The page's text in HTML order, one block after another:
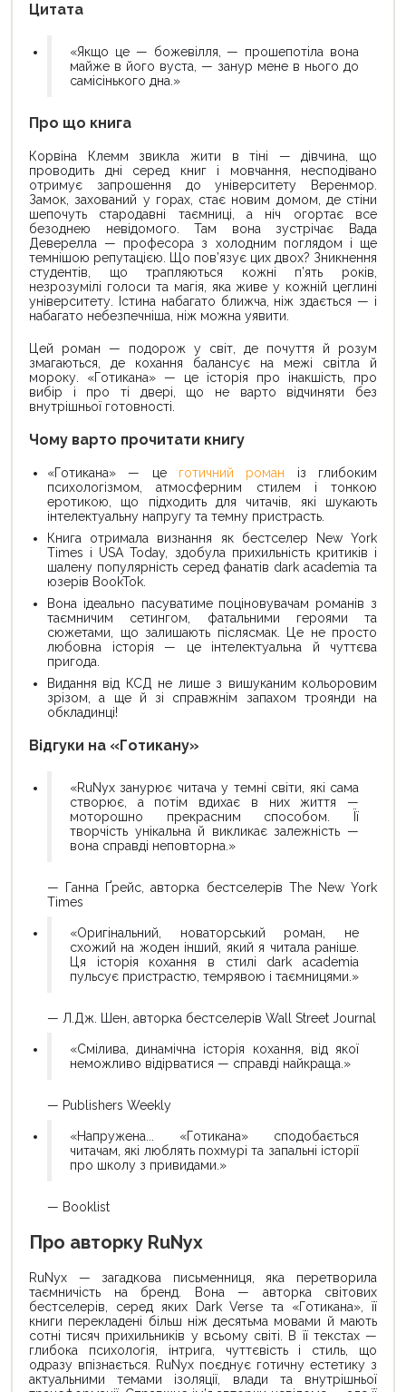
Цитата
«Якщо це — божевілля, — прошепотіла вона
майже в його вуста, — занур мене в нього до
самісінького дна.»
Про що книга
Корвіна Клемм звикла жити в тіні — дівчина, що
проводить дні серед книг і мовчання, несподівано
отримує запрошення до університету Веренмор.
Замок, захований у горах, стає новим домом, де стіни
шепочуть стародавні таємниці, а ніч огортає все
безоднею невідомого. Там вона зустрічає Вада
Деверелла — професора з холодним поглядом і ще
темнішою репутацією. Що пов’язує цих двох? Зникнення
студентів, що трапляються кожні п’ять років,
незрозумілі голоси та магія, яка живе у кожній цеглині
університету. Істина набагато ближча, ніж здається — і
набагато небезпечніша, ніж можна уявити.
Цей роман — подорож у світ, де почуття й розум
змагаються, де кохання балансує на межі світла й
мороку. «Готикана» — це історія про інакшість, про
вибір і про ті двері, що не варто відчиняти без
внутрішньої готовності.
Чому варто прочитати книгу
«Готикана» — це готичний роман із глибоким
психологізмом, атмосферним стилем і тонкою
еротикою, що підходить для читачів, які шукають
інтелектуальну напругу та темну пристрасть.
Книга отримала визнання як бестселер New York
Times і USA Today, здобула прихильність критиків і
шалену популярність серед фанатів dark academia та
юзерів BookTok.
Вона ідеально пасуватиме поціновувачам романів з
таємничим сетингом, фатальними героями та
сюжетами, що залишають післясмак. Це не просто
любовна історія — це інтелектуальна й чуттєва
пригода.
Видання від КСД не лише з вишуканим кольоровим
зрізом, а ще й зі справжнім запахом троянди на
обкладинці!
Відгуки на «Готикану»
«RuNyx занурює читача у темні світи, які сама
створює, а потім вдихає в них життя —
моторошно прекрасним способом. Її
творчість унікальна й викликає залежність —
вона справді неповторна.»
— Ганна Ґрейс, авторка бестселерів The New York
Times
«Оригінальний, новаторський роман, не
схожий на жоден інший, який я читала раніше.
Ця історія кохання в стилі dark academia
пульсує пристрастю, темрявою і таємницями.»
— Л.Дж. Шен, авторка бестселерів Wall Street Journal
«Смілива, динамічна історія кохання, від якої
неможливо відірватися — справді найкраща.»
— Publishers Weekly
«Напружена... «Готикана» сподобається
читачам, які люблять похмурі та запальні історії
про школу з привидами.»
— Booklist
Про авторку RuNyx
RuNyx — загадкова письменниця, яка перетворила
таємничість на бренд. Вона — авторка світових
бестселерів, серед яких Dark Verse та «Готикана», її
книги перекладені більш ніж десятьма мовами й мають
сотні тисяч прихильників у всьому світі. В її текстах —
глибока психологія, інтрига, чуттєвість і стиль, що
одразу впізнається. RuNyx поєднує готичну естетику з
актуальними темами ізоляції, влади та внутрішньої